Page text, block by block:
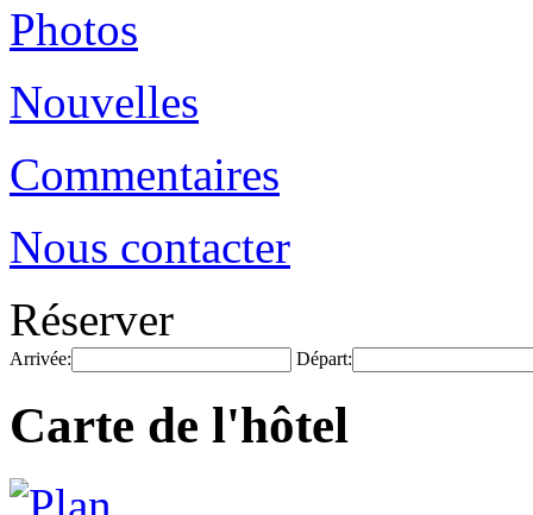
Photos
Nouvelles
Commentaires
Nous contacter
Réserver
Arrivée: Départ:
Carte de l'hôtel